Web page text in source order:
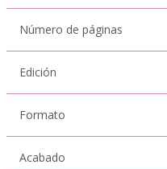
Número de páginas
Edición
Formato
Acabado